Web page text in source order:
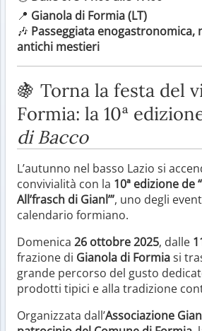
📍 Gianola di Formia (LT)
🎶 Passeggiata enogastronomica,
antichi mestieri
🍇 Torna la festa del
Formia: la 10ª
di Bacco
L’autunno nel basso Lazio si
convivialità con la 10ª edizione de
All’frasch di Gianl’”, uno degli
calendario formiano.
Domenica 26 ottobre 2025, dalle
frazione di Gianola di Formiasi
grande percorso del gusto
prodotti tipici e alla tradizione
Organizzata dall’Associazione